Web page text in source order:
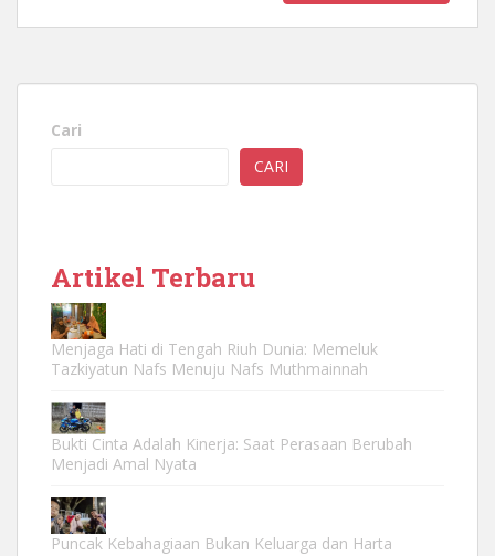
Cari
CARI
Artikel Terbaru
Menjaga Hati di Tengah Riuh Dunia: Memeluk
Tazkiyatun Nafs Menuju Nafs Muthmainnah
Bukti Cinta Adalah Kinerja: Saat Perasaan Berubah
Menjadi Amal Nyata
Puncak Kebahagiaan Bukan Keluarga dan Harta